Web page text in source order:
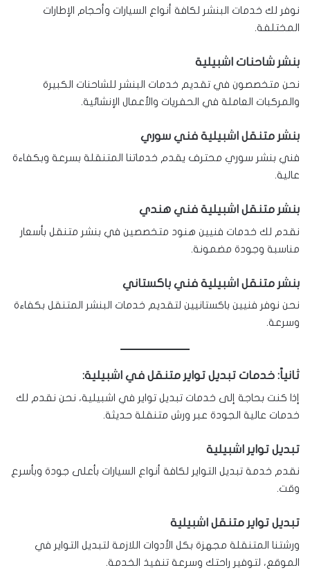
نوفر لك خدمات البنشر لكافة أنواع السيارات وأحجام الإطارات
المختلفة.
بنشر شاحنات اشبيلية
نحن متخصصون في تقديم خدمات البنشر للشاحنات الكبيرة
والمركبات العاملة في الحفريات والأعمال الإنشائية.
بنشر متنقل اشبيلية فني سوري
فني بنشر سوري محترف يقدم خدماتنا المتنقلة بسرعة وبكفاءة
عالية.
بنشر متنقل اشبيلية فني هندي
نقدم لك خدمات فنيين هنود متخصصين في بنشر متنقل بأسعار
مناسبة وجودة مضمونة.
بنشر متنقل اشبيلية فني باكستاني
نحن نوفر فنيين باكستانيين لتقديم خدمات البنشر المتنقل بكفاءة
وسرعة.
ثانياً: خدمات تبديل تواير متنقل في اشبيلية:
إذا كنت بحاجة إلى خدمات تبديل تواير في اشبيلية، نحن نقدم لك
خدمات عالية الجودة عبر ورش متنقلة حديثة.
تبديل تواير اشبيلية
نقدم خدمة تبديل التواير لكافة أنواع السيارات بأعلى جودة وبأسرع
وقت.
تبديل تواير متنقل اشبيلية
ورشتنا المتنقلة مجهزة بكل الأدوات اللازمة لتبديل التواير في
الموقع، لتوفير راحتك وسرعة تنفيذ الخدمة.